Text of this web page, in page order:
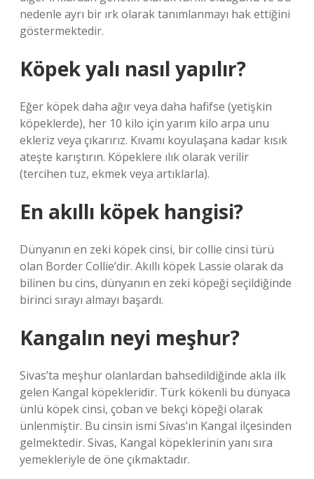
nedenle ayrı bir ırk olarak tanımlanmayı hak ettiğini
göstermektedir.
Köpek yalı nasıl yapılır?
Eğer köpek daha ağır veya daha hafifse (yetişkin
köpeklerde), her 10 kilo için yarım kilo arpa unu
ekleriz veya çıkarırız. Kıvamı koyulaşana kadar kısık
ateşte karıştırın. Köpeklere ılık olarak verilir
(tercihen tuz, ekmek veya artıklarla).
En akıllı köpek hangisi?
Dünyanın en zeki köpek cinsi, bir collie cinsi türü
olan Border Collie’dir. Akıllı köpek Lassie olarak da
bilinen bu cins, dünyanın en zeki köpeği seçildiğinde
birinci sırayı almayı başardı.
Kangalın neyi meşhur?
Sivas’ta meşhur olanlardan bahsedildiğinde akla ilk
gelen Kangal köpekleridir. Türk kökenli bu dünyaca
ünlü köpek cinsi, çoban ve bekçi köpeği olarak
ünlenmiştir. Bu cinsin ismi Sivas’ın Kangal ilçesinden
gelmektedir. Sivas, Kangal köpeklerinin yanı sıra
yemekleriyle de öne çıkmaktadır.